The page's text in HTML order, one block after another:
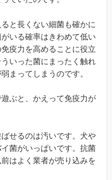
と長くない細菌も確かに
いる確率はきわめて低い
疫力を高めることに役立
いった菌にまったく触れ
まってしまうのです。
ぶと、かえって免疫力が
ばせるのは汚いです。犬や
菌がいっぱいです。抗菌
はよく業者が売り込みを